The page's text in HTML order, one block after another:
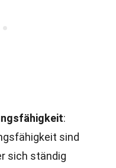
:
sind
sich ständig